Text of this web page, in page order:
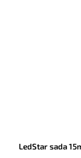
LedStar sada